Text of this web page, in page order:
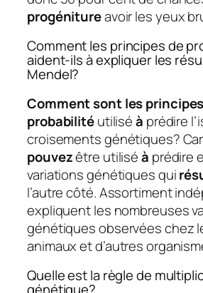
progénitureavoir les yeux
Comment les principes de
aident-ils à expliquer les
Mendel?
Comment sont les
probabilitéutiliséà prédire
croisements génétiques?
pouvezêtre utiliséà prédire
variations génétiques qui
l’autre côté. Assortiment
expliquent les nombreuses
génétiques observées chez
animaux et d’autres
Quelle est la règle de